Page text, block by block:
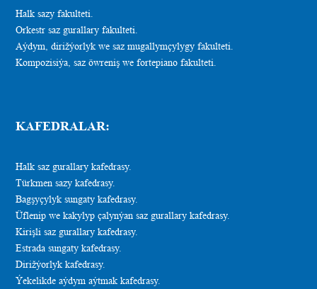
Halk sazy fakulteti.
Orkestr saz gurallary fakulteti.
Aýdym, dirižýorlyk we saz mugallymçylygy fakulteti.
Kompozisiýa, saz öwreniş we fortepiano fakulteti.
KAFEDRALAR:
Halk saz gurallary kafedrasy.
Türkmen sazy kafedrasy.
Bagşyçylyk sungaty kafedrasy.
Üflenip we kakylyp çalynýan saz gurallary kafedrasy.
Kirişli saz gurallary kafedrasy.
Estrada sungaty kafedrasy.
Dirižýorlyk kafedrasy.
Ýekelikde aýdym aýtmak kafedrasy.